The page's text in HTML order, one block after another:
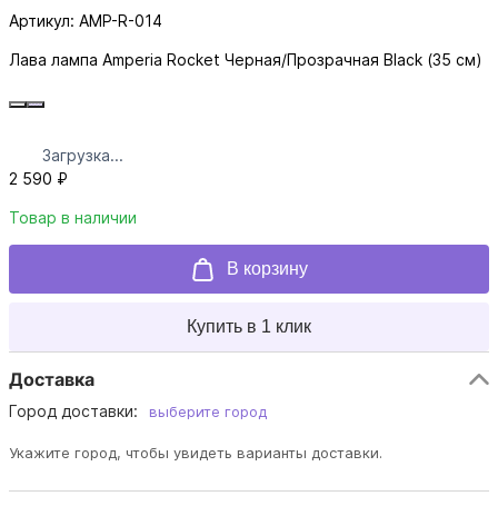
Артикул: AMP-R-014
Лава лампа Amperia Rocket Черная/Прозрачная Black (35 см)
Загрузка...
2 590 ₽
Товар в наличии
В корзину
Купить в 1 клик
Доставка
Город доставки: выберите город
Укажите город, чтобы увидеть варианты доставки.